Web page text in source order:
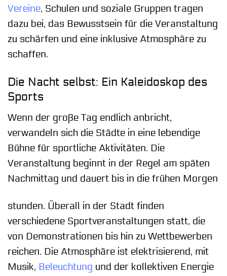
Vereine, Schulen und soziale Gruppen tragen
dazu bei, das Bewusstsein für die Veranstaltung
zu schärfen und eine inklusive Atmosphäre zu
schaffen.
Die Nacht selbst: Ein Kaleidoskop des
Sports
Wenn der große Tag endlich anbricht,
verwandeln sich die Städte in eine lebendige
Bühne für sportliche Aktivitäten. Die
Veranstaltung beginnt in der Regel am späten
Nachmittag und dauert bis in die frühen Morgen
stunden. Überall in der Stadt finden
verschiedene Sportveranstaltungen statt, die
von Demonstrationen bis hin zu Wettbewerben
reichen. Die Atmosphäre ist elektrisierend, mit
Musik, Beleuchtung und der kollektiven Energie